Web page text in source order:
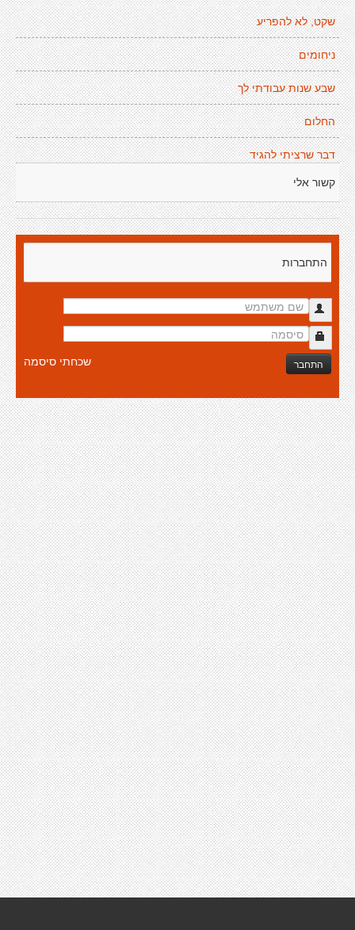
שקט, לא להפריע
ניחומים
שבע שנות עבודתי לך
החלום
דבר שרציתי להגיד
קשור אלי
התחברות
התחבר שכחתי סיסמה